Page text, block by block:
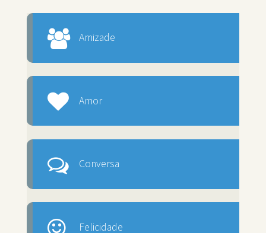
Amizade
Amor
Conversa
Felicidade